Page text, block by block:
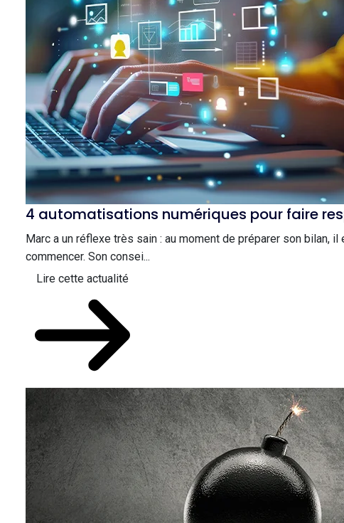
4 automatisations numériques pour faire
Marc a un réflexe très sain : au moment de préparer son bilan,
commencer. Son consei...
Lire cette actualité